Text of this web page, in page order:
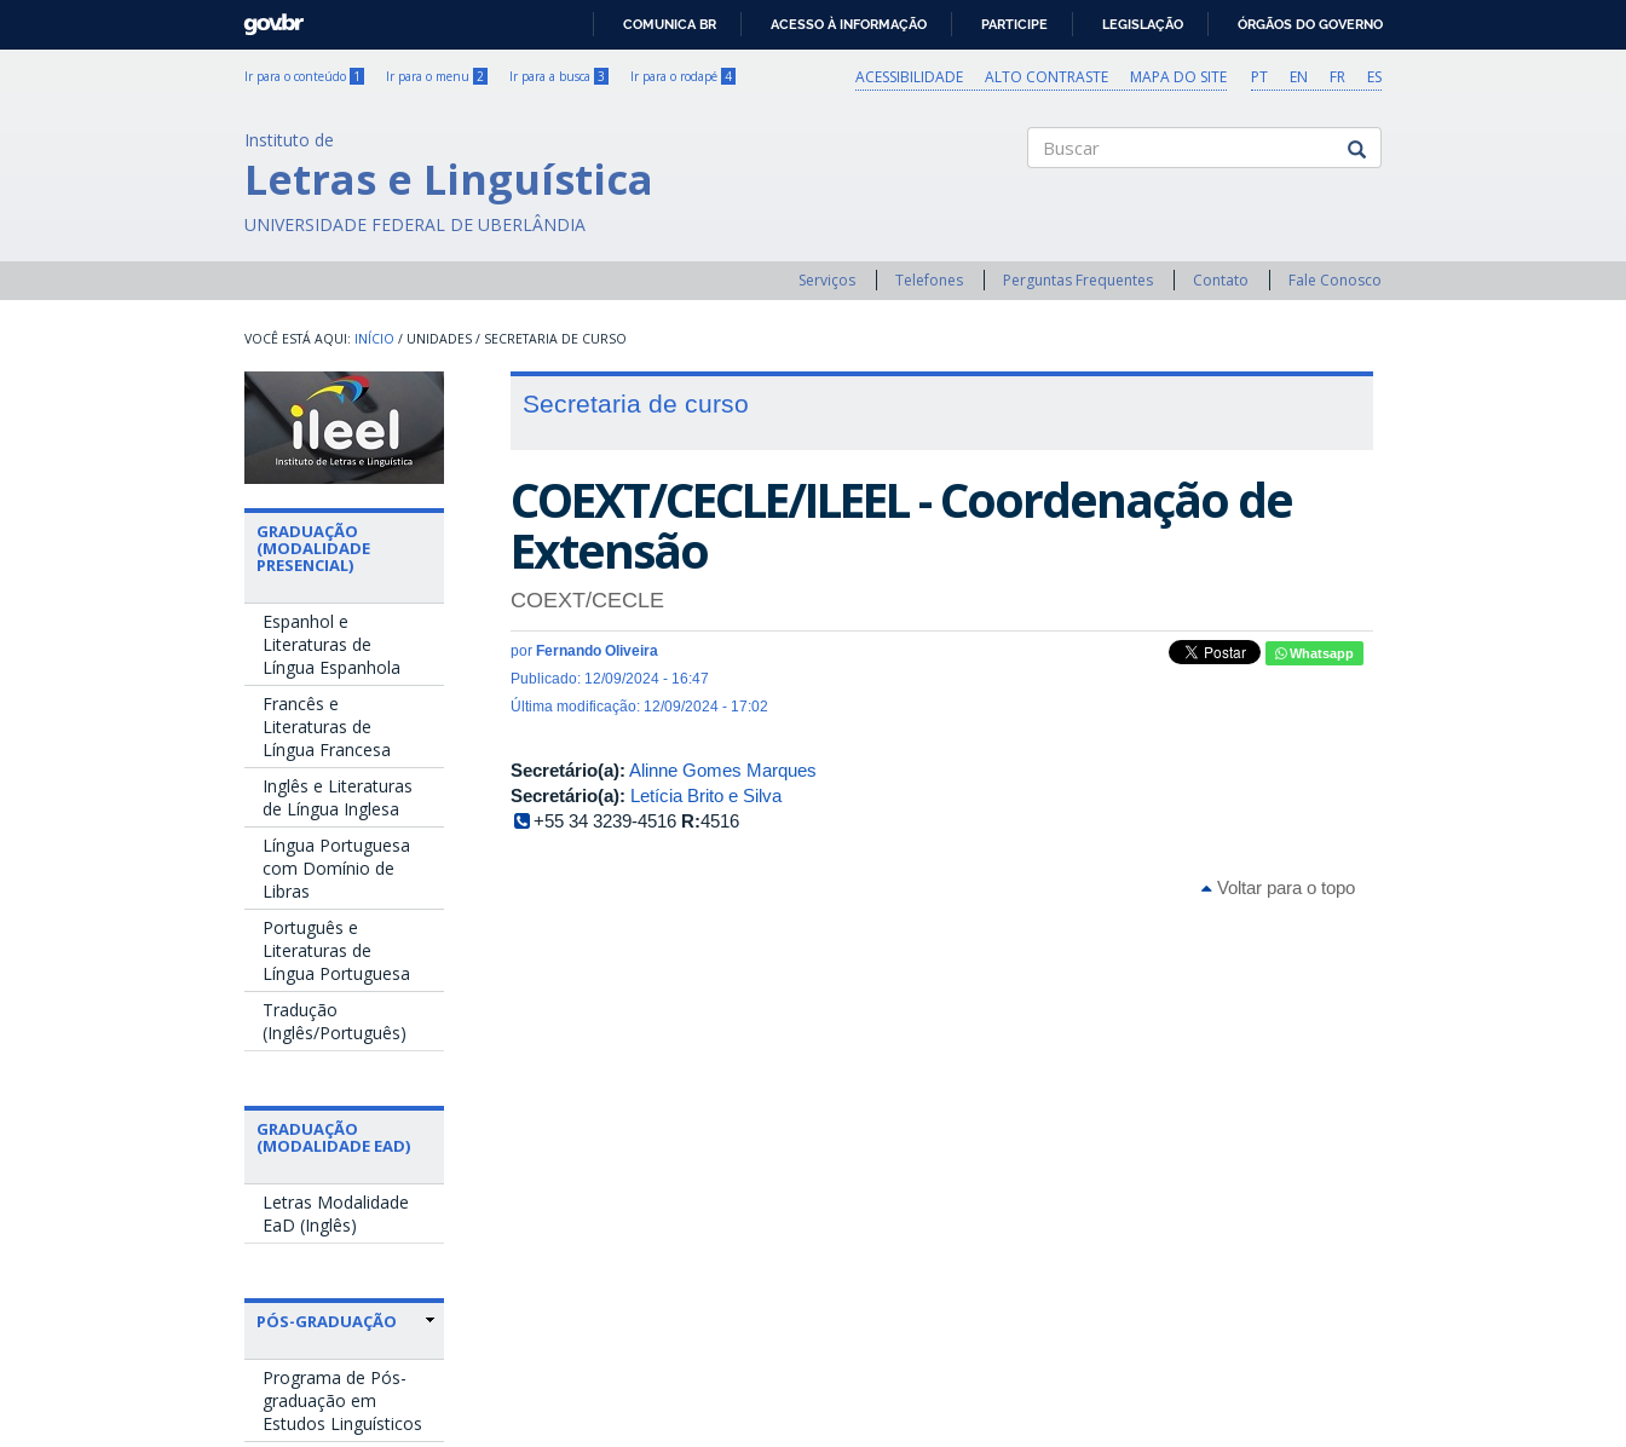
GOVBR
COMUNICA BR ACESSO À INFORMAÇÃO PARTICIPE LEGISLAÇÃO ÓRGÃOS DO GOVERNO
Ir para o conteúdo 1 Ir para o menu 2 Ir para a busca 3 Ir para o rodapé 4 PT EN FR ES
ACESSIBILIDADE ALTO CONTRASTE MAPA DO SITE
Instituto de
Letras e Linguística
UNIVERSIDADE FEDERAL DE UBERLÂNDIA
Serviços Telefones Perguntas Frequentes Contato Fale Conosco
INÍCIO / UNIDADES / SECRETARIA DE CURSO
GRADUAÇÃO
(MODALIDADE
PRESENCIAL)
Espanhol e
Literaturas de
Língua Espanhola
Francês e
Literaturas de
Língua Francesa
Inglês e Literaturas
de Língua Inglesa
Língua Portuguesa
com Domínio de
Libras
Português e
Literaturas de
Língua Portuguesa
Tradução
(Inglês/Português)
GRADUAÇÃO
(MODALIDADE EAD)
Letras Modalidade
EaD (Inglês)
PÓS-GRADUAÇÃO
Programa de Pós-
graduação em
Estudos Linguísticos
Secretaria de curso
COEXT/CECLE/ILEEL - Coordenação de
Extensão
COEXT/CECLE
por Fernando Oliveira
Publicado: 12/09/2024 - 16:47
Última modificação: 12/09/2024 - 17:02
Whatsapp
Secretário(a): Alinne Gomes Marques
Secretário(a): Letícia Brito e Silva
+55 34 3239-4516 R:4516
Voltar para o topo